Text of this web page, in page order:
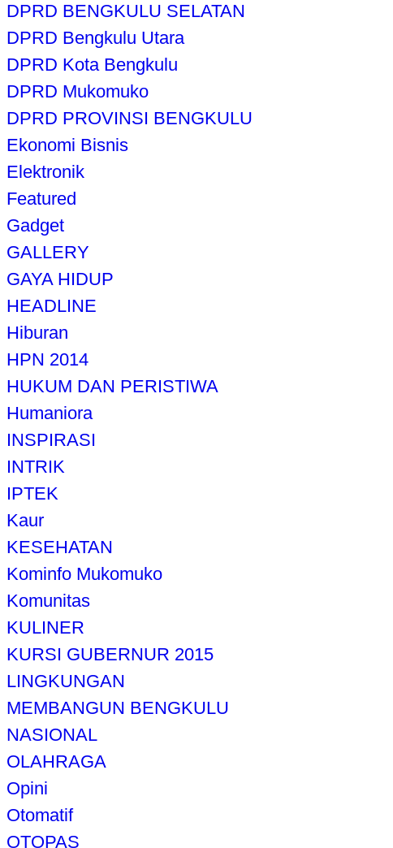
DPRD BENGKULU SELATAN
DPRD Bengkulu Utara
DPRD Kota Bengkulu
DPRD Mukomuko
DPRD PROVINSI BENGKULU
Ekonomi Bisnis
Elektronik
Featured
Gadget
GALLERY
GAYA HIDUP
HEADLINE
Hiburan
HPN 2014
HUKUM DAN PERISTIWA
Humaniora
INSPIRASI
INTRIK
IPTEK
Kaur
KESEHATAN
Kominfo Mukomuko
Komunitas
KULINER
KURSI GUBERNUR 2015
LINGKUNGAN
MEMBANGUN BENGKULU
NASIONAL
OLAHRAGA
Opini
Otomatif
OTOPAS